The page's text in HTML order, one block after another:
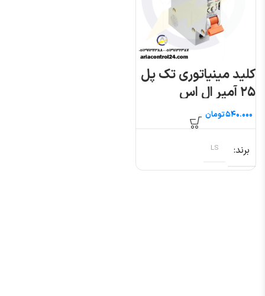
کلید مینیاتوری تک پل
۲۵ آمپر ال اس
تومان
برند LS